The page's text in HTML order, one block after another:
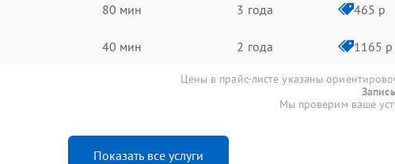
80 мин 3 года 465 р
40 мин 2 года 1165 р
Цены в прайс-листе указаны
Мы проверим ваше
Показать все услуги